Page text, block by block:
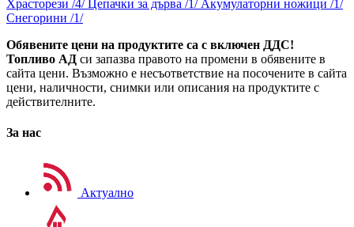
Храсторези /4/Цепачки за дърва /1/ Акумулаторни ножици /1/
Снегорини /1/
Обявените цени на продуктите са с включен ДДС!
Топливо АД си запазва правото на промени в обявените в
сайта цени. Възможно е несъответствие на посочените в сайта
цени, наличности, снимки или описания на продуктите с
действителните.
За нас
Актуално